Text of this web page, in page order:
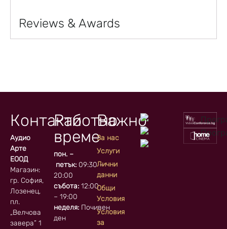
Reviews & Awards
Контакти
Аудио
Арте
ЕООД
Магазин:
гр. София, кв.
Лозенец,
пл.
„Велчова
завера” 1
Работно
време
пон. –
петък:09:30 –
20:00
събота:12:00
– 19:00
неделя:Почивен
ден
Важно
За нас
Услуги
Лични
данни
Общи
Условия
Условия
за